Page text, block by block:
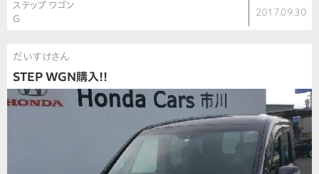
ステップ ワゴン
G
2017.09.30
だいすけさん
STEP WGN購入!!